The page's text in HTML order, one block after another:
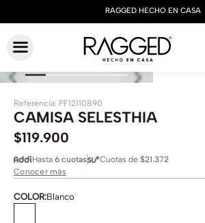
Referencia: PF12110890
CAMISA SELESTHIA
$119.900
Hasta 6 cuotas Cuotas de $21.372
Conocer más
COLOR:Blanco